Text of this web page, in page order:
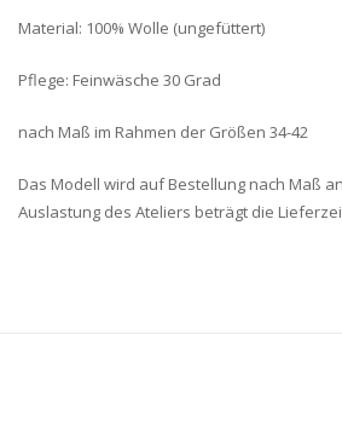
Material: 100% Wolle (ungefüttert)
Pflege: Feinwäsche 30 Grad
nach Maß im Rahmen der Größen 34-42
Das Modell wird auf Bestellung nach Maß
Auslastung des Ateliers beträgt die